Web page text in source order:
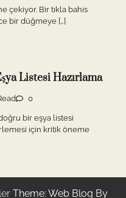
çekiyor. Bir tıkla bahis
bir düğmeye […]
Listesi Hazırlama
0
bir eşya listesi
için kritik öneme
Theme: Web Blog By